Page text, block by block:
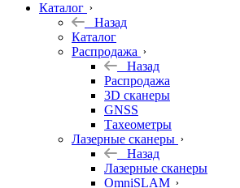
Каталог
Назад
Каталог
Распродажа
Назад
Распродажа
3D сканеры
GNSS
Тахеометры
Лазерные сканеры
Назад
Лазерные сканеры
OmniSLAM